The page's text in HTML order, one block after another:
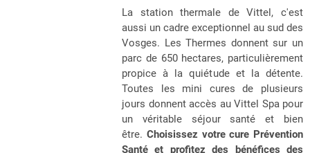
La station thermale de Vittel, c'est
aussi un cadre exceptionnel au sud des
Vosges. Les Thermes donnent sur un
parc de 650 hectares, particulièrement
propice à la quiétude et la détente.
Toutes les mini cures de plusieurs
jours donnent accès au Vittel Spa pour
un véritable séjour santé et bien
être. Choisissez votre cure Prévention
Santé et profitez des bénéfices des